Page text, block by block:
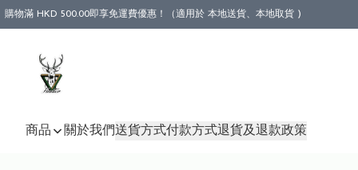
購物滿 HKD 500.00即享免運費優惠！（適用於 本地送貨、本地取貨 )
商品 關於我們送貨方式付款方式退貨及退款政策